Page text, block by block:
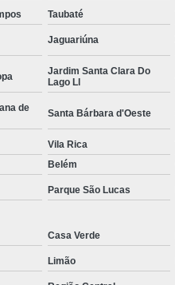
Taubaté
Jaguariúna
Jardim Santa Clara Do
Lago Ll
de
Santa Bárbara d'Oeste
Vila Rica
Belém
Parque São Lucas
Casa Verde
Limão